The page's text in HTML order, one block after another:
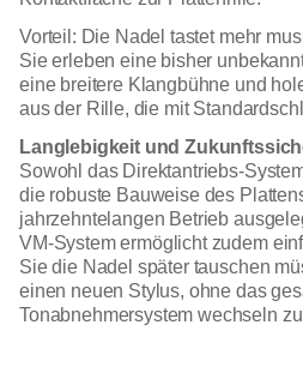
Vorteil: Die Nadel tastet mehr
Sie erleben eine bisher
eine breitere Klangbühne und
aus der Rille, die mit
Langlebigkeit und
Sowohl das Direktantriebs-
die robuste Bauweise des
jahrzehntelangen Betrieb
VM-System ermöglicht zudem
Sie die Nadel später tauschen
einen neuen Stylus, ohne das
Tonabnehmersystem wechseln